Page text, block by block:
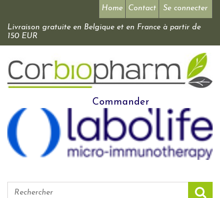
Se connecter
Home Contact
Livraison gratuite en Belgique et en France à partir de
150 EUR
Commander